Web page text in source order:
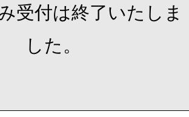
受付は終了いたしま
した。